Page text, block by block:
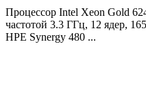
Процессор Intel Xeon Gold
частотой 3.3 ГГц, 12 ядер,
HPE Synergy 480 ...